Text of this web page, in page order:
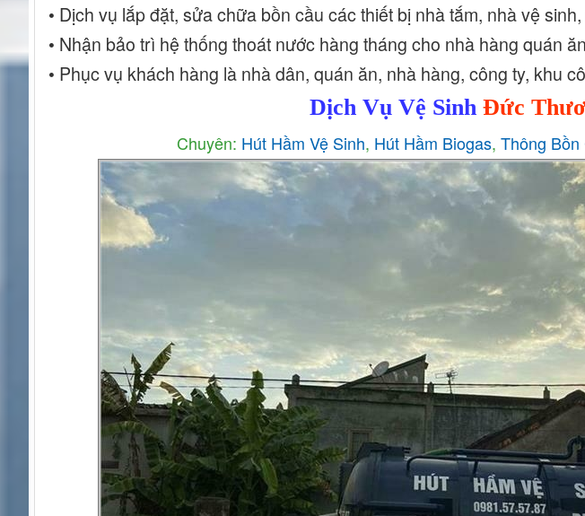
• Dịch vụ lắp đặt, sửa chữa bồn cầu các thiết bị nhà tắm, nhà vệ
• Nhận bảo trì hệ thống thoát nước hàng tháng cho nhà hàng quán
• Phục vụ khách hàng là nhà dân, quán ăn, nhà hàng, công ty, khu
Dịch Vụ Vệ Sinh Đức
Chuyên: Hút Hầm Vệ Sinh, Hút Hầm Biogas, Thông Bồn